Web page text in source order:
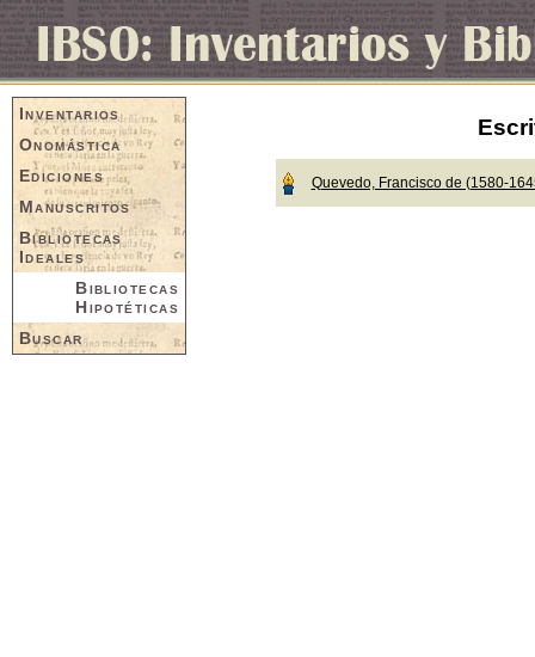
Inventarios
Onomástica
Ediciones
Manuscritos
Bibliotecas
Ideales
Bibliotecas
Hipotéticas
Buscar
Quevedo, Francisco de (1580-